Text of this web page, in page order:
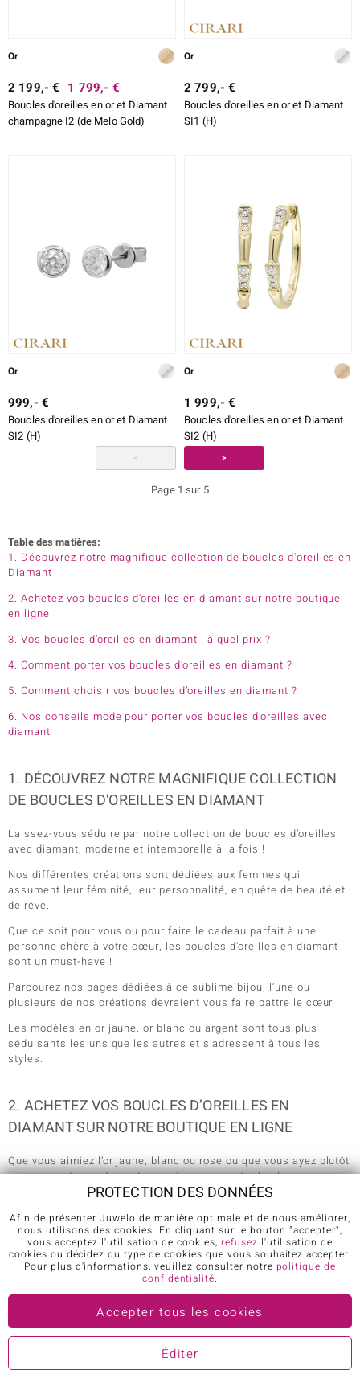
Or
2 199,- € 1 799,- €
Boucles d'oreilles en or et Diamant
champagne I2 (de Melo Gold)
Or
2 799,- €
Boucles d'oreilles en or et Diamant
SI1 (H)
Or
999,- €
Boucles d'oreilles en or et Diamant
SI2 (H)
Or
1 999,- €
Boucles d'oreilles en or et Diamant
SI2 (H)
< >
Page 1 sur 5
Table des matières:
1. Découvrez notre magnifique collection de boucles d'oreilles en
Diamant
2. Achetez vos boucles d’oreilles en diamant sur notre boutique
en ligne
3. Vos boucles d’oreilles en diamant : à quel prix ?
4. Comment porter vos boucles d’oreilles en diamant ?
5. Comment choisir vos boucles d’oreilles en diamant ?
6. Nos conseils mode pour porter vos boucles d’oreilles avec
diamant
1. DÉCOUVREZ NOTRE MAGNIFIQUE COLLECTION
DE BOUCLES D'OREILLES EN DIAMANT
Laissez-vous séduire par notre collection de boucles d’oreilles
avec diamant, moderne et intemporelle à la fois !
Nos différentes créations sont dédiées aux femmes qui
assument leur féminité, leur personnalité, en quête de beauté et
de rêve.
Que ce soit pour vous ou pour faire le cadeau parfait à une
personne chère à votre cœur, les boucles d’oreilles en diamant
sont un must-have !
Parcourez nos pages dédiées à ce sublime bijou, l’une ou
plusieurs de nos créations devraient vous faire battre le cœur.
Les modèles en or jaune, or blanc ou argent sont tous plus
séduisants les uns que les autres et s’adressent à tous les
styles.
2. ACHETEZ VOS BOUCLES D’OREILLES EN
DIAMANT SUR NOTRE BOUTIQUE EN LIGNE
Que vous aimiez l’or jaune, blanc ou rose ou que vous ayez plutôt
un penchant pour l’argent, vous trouverez votre bonheur
facilement parmi la collection proposée de boucles d’oreilles
Nous aimons vous faire plaisir, c’est pourquoi nous recherchons
des créations originales et tendance, mais à la fois
intemporelles et élégantes, ainsi que des boucles d’oreilles plus
discrètes et plus classiques.
Laissez-vous séduire par ces modèles et vous dénichez celui qui
reflète au mieux votre personnalité, celui qui au premier coup
d’œil, vous séduit parce qu’il vous correspond.
Serties sur des pendants d’oreilles ou sur des puces, c’est vous
PROTECTION DES DONNÉES
Afin de présenter Juwelo de manière optimale et de nous améliorer,
nous utilisons des cookies. En cliquant sur le bouton "accepter",
vous acceptez l'utilisation de cookies, refusez l'utilisation de
cookies ou décidez du type de cookies que vous souhaitez accepter.
Pour plus d'informations, veuillez consulter notre politique de
confidentialité.
Accepter tous les cookies
Éditer